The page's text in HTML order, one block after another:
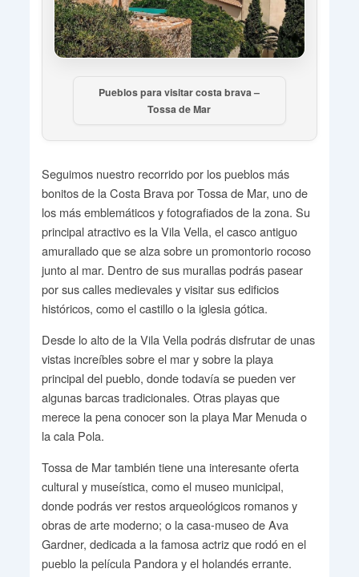
Pueblos para visitar costa brava –
Tossa de Mar
Seguimos nuestro recorrido por los pueblos más
bonitos de la Costa Brava por Tossa de Mar, uno de
los más emblemáticos y fotografiados de la zona. Su
principal atractivo es la Vila Vella, el casco antiguo
amurallado que se alza sobre un promontorio rocoso
junto al mar. Dentro de sus murallas podrás pasear
por sus calles medievales y visitar sus edificios
históricos, como el castillo o la iglesia gótica.
Desde lo alto de la Vila Vella podrás disfrutar de unas
vistas increíbles sobre el mar y sobre la playa
principal del pueblo, donde todavía se pueden ver
algunas barcas tradicionales. Otras playas que
merece la pena conocer son la playa Mar Menuda o
la cala Pola.
Tossa de Mar también tiene una interesante oferta
cultural y museística, como el museo municipal,
donde podrás ver restos arqueológicos romanos y
obras de arte moderno; o la casa-museo de Ava
Gardner, dedicada a la famosa actriz que rodó en el
pueblo la película Pandora y el holandés errante.